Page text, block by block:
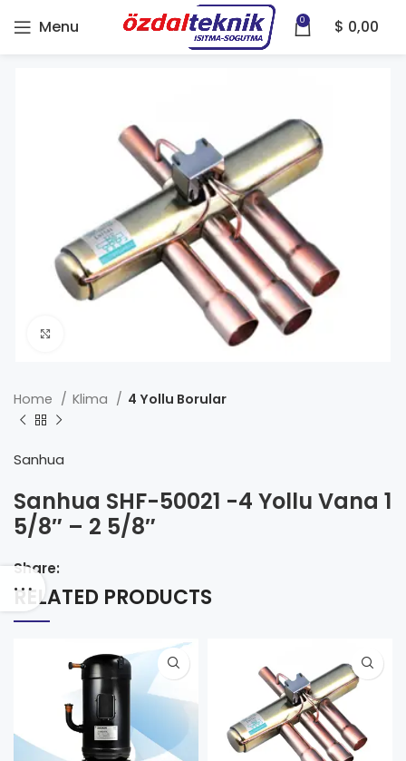
Menu 0 $ 0,00
Home Klima 4 Yollu Borular
Sanhua
Sanhua SHF-50021 -4 Yollu Vana 1
5/8″ – 2 5/8″
Share:
RELATED PRODUCTS